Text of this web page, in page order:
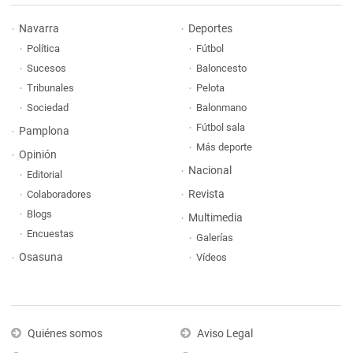
Navarra
Política
Sucesos
Tribunales
Sociedad
Pamplona
Opinión
Editorial
Colaboradores
Blogs
Encuestas
Osasuna
Deportes
Fútbol
Baloncesto
Pelota
Balonmano
Fútbol sala
Más deporte
Nacional
Revista
Multimedia
Galerías
Vídeos
Quiénes somos
Aviso Legal